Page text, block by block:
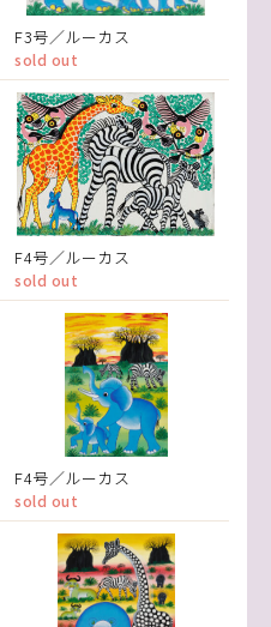
F3号／ルーカス
sold out
F4号／ルーカス
sold out
F4号／ルーカス
sold out